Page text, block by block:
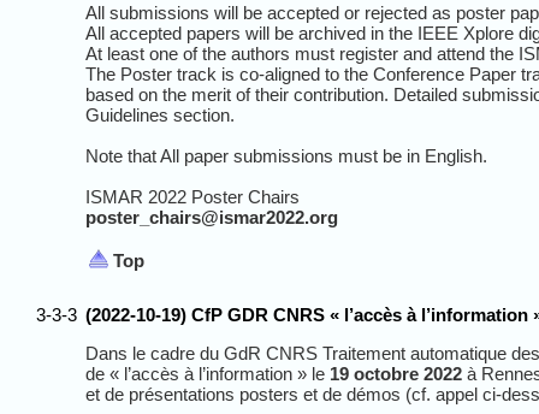
All submissions will be accepted or rejected as poster
All accepted papers will be archived in the IEEE Xplore
At least one of the authors must register and attend the
The Poster track is co-aligned to the Conference Paper
based on the merit of their contribution. Detailed
Guidelines section.
Note that All paper submissions must be in English.
ISMAR 2022 Poster Chairs
poster_chairs@ismar2022.org
Top
3-3-3 (2022-10-19) CfP GDR CNRS « l’accès à l’information
Dans le cadre du GdR CNRS Traitement automatique
de « l’accès à l’information » le 19 octobre 2022 à
et de présentations posters et de démos (cf. appel ci-